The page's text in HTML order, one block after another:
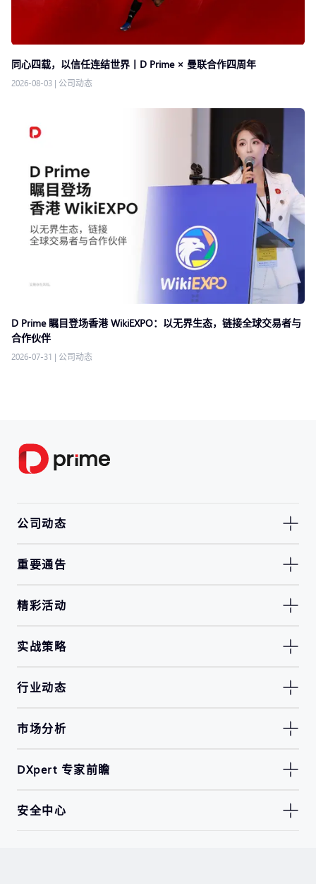
同心四载，以信任连结世界丨D Prime × 曼联合作四周年
2026-08-03 | 公司动态
D Prime 瞩目登场香港 WikiEXPO：以无界生态，链接全球交易者与
合作伙伴
2026-07-31 | 公司动态
公司动态
重要通告
精彩活动
实战策略
行业动态
市场分析
DXpert 专家前瞻
安全中心